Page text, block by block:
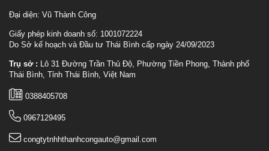
Đại diện: Vũ Thành Công
Giấy phép kinh doanh số: 1001072224
Do Sở kế hoạch và Đầu tư Thái Bình cấp ngày 24/09/2023
Trụ sở : Lô 31 Đường Trần Thủ Độ, Phường Tiền Phong, Thành phố
Thái Bình, Tỉnh Thái Bình, Việt Nam
0388405708
0967129495
congtytnhhthanhcongauto@gmail.com